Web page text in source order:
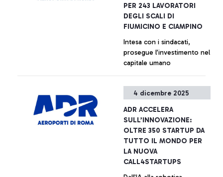
PER 243 LAVORATORI
DEGLI SCALI DI
FIUMICINO E CIAMPINO
Intesa con i sindacati,
prosegue l’investimento nel
capitale umano
+ Approfondisci
4 dicembre 2025
ADR ACCELERA
SULL’INNOVAZIONE:
OLTRE 350 STARTUP DA
TUTTO IL MONDO PER
LA NUOVA
CALL4STARTUPS